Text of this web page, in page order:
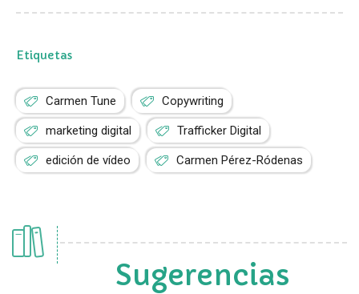
Etiquetas
Carmen Tune Copywriting
marketing digital Trafficker Digital
edición de vídeo Carmen Pérez-Ródenas
Sugerencias